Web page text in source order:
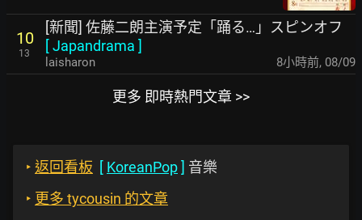
10
13
[新聞] 佐藤二朗主演予定「踊る…」スピンオフ
[Japandrama ]
laisharon 8小時前, 08/09
更多 即時熱門文章 >>
‣ 返回看板 [ KoreanPop] 音樂
‣ 更多 tycousin 的文章